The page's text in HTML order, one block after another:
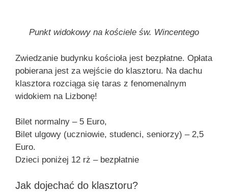
Punkt widokowy na kościele św. Wincentego
Zwiedzanie budynku kościoła jest bezpłatne. Opłata
pobierana jest za wejście do klasztoru. Na dachu
klasztora rozciąga się taras z fenomenalnym
widokiem na Lizbonę!
Bilet normalny – 5 Euro,
Bilet ulgowy (uczniowie, studenci, seniorzy) – 2,5
Euro.
Dzieci poniżej 12 rż – bezpłatnie
Jak dojechać do klasztoru?